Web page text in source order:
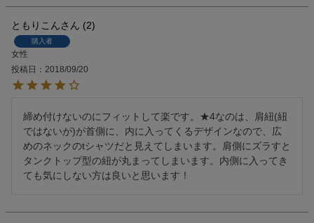
ともりこん 2
購入者
女性
投稿日
2018/09/20
締め付けないのにフィットして楽です。★4なのは、肩紐(紐
ではないが)が首側に、内に入ってくるデザインなので、広
めのネックのtシャツだと見えてしまいます。肩側にズラすと
タンクトップ型の紐が丸まってしまいます。内側に入ってき
ても気にしない方は良いと思います！